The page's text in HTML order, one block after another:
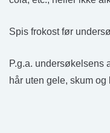
Spis frokost før
P.g.a. undersøkelsens
hår uten gele, skum og